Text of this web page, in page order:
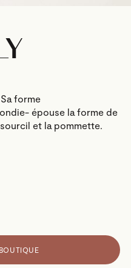
forme
épouse la forme de
et la pommette.